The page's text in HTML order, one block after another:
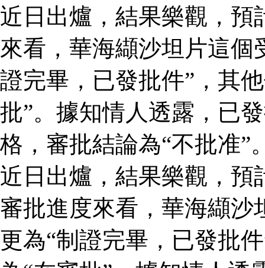
近日出爐，結果樂觀，預
來看，華海纈沙坦片這個
證完畢，已發批件”，其
批”。據知情人透露，已
格，審批結論為“不批准”
近日出爐，結果樂觀，
審批進度來看，華海纈沙
更為“制證完畢，已發批